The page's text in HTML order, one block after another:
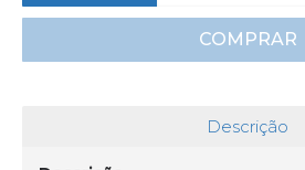
COMPRAR
Descrição